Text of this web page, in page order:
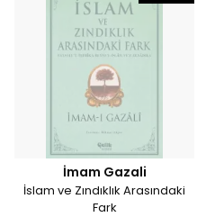
İmam Gazali
İslam ve Zındıklık Arasındaki
Fark